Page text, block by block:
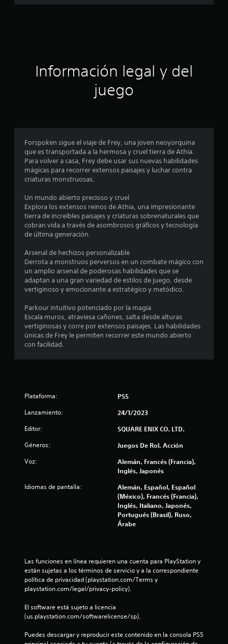
a
ó
o
m
i
3
5
l
a
s
d
c
i
o
Información legal y del
juego
Forspoken sigue el viaje de Frey, una joven neoyorquina
que es transportada a la hermosa y cruel tierra de Athia.
Para volver a casa, Frey debe usar sus nuevas habilidades
mágicas para recorrer extensos paisajes y luchar contra
criaturas monstruosas.
Un mundo abierto precioso y cruel
Explora los extensos reinos de Athia, una impresionante
tierra de increíbles paisajes y criaturas sobrenaturales que
cobran vida a través de asombrosos gráficos y tecnología
de última generación.
Arsenal de hechizos personalizable
Derrota a monstruos perversos en un combate mágico con
un amplio arsenal de poderosas habilidades que se
adaptan a una gran variedad de estilos de juego, desde
vertiginoso y emocionante a estratégico y metódico.
Parkour intuitivo potenciado por la magia
Escala muros, atraviesa cañones, salta desde alturas
vertiginosas y corre por extensos paisajes. Las habilidades
únicas de Frey le permiten recorrer este mundo abierto
con facilidad.
Plataforma: PS5
Lanzamiento: 24/1/2023
Editor: SQUARE ENIX CO. LTD.
Géneros: Juegos De Rol, Acción
Voz:
Alemán, Francés (Francia),
Inglés, Japonés
Idiomas de pantalla:
Alemán, Español, Español
(México), Francés (Francia),
Inglés, Italiano, Japonés,
Portugués (Brasil), Ruso,
Árabe
Las funciones en línea requieren una cuenta para PlayStation y
están sujetas a los términos de servicio y a la correspondiente
política de privacidad (playstation.com/Terms y
playstation.com/legal/privacy-policy).
El software está sujeto a licencia
(us.playstation.com/softwarelicense/sp).
Puedes descargar y reproducir este contenido en la consola PS5